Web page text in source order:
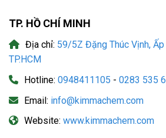
TP. HỒ CHÍ MINH
Địa chỉ: 59/5Z Đặng Thúc Vịnh,
TP.HCM
Hotline: 0948411105 - 0283 535
Email: info@kimmachem.com
Website: www.kimmachem.com